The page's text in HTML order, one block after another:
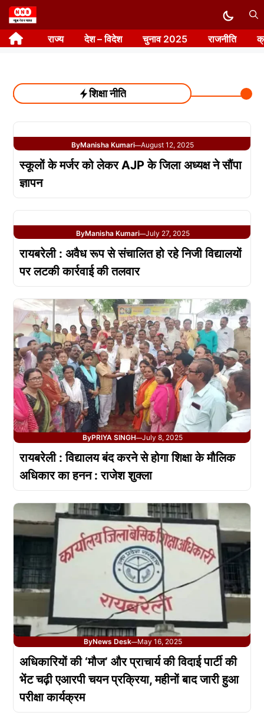
Skip
to
content राज्य देश – विदेश चुनाव 2025 राजनीति
शिक्षा नीति
ByManisha Kumari—August 12, 2025
स्कूलों के मर्जर को लेकर AJP के जिला अध्यक्ष ने सौंपा
ज्ञापन
ByManisha Kumari—July 27, 2025
रायबरेली : अवैध रूप से संचालित हो रहे निजी विद्यालयों
पर लटकी कार्रवाई की तलवार
ByPRIYA SINGH—July 8, 2025
रायबरेली : विद्यालय बंद करने से होगा शिक्षा के मौलिक
अधिकार का हनन : राजेश शुक्ला
ByNews Desk—May 16, 2025
अधिकारियों की ‘मौज’ और प्राचार्य की विदाई पार्टी की
भेंट चढ़ी एआरपी चयन प्रक्रिया, महीनों बाद जारी हुआ
परीक्षा कार्यक्रम